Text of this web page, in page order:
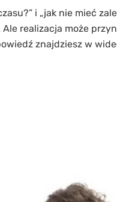
i „jak nie mieć
realizacja może
znajdziesz w